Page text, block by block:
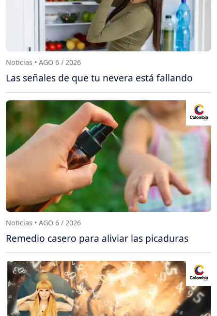
Noticias • AGO 6 / 2026
Las señales de que tu nevera está fallando
Noticias • AGO 6 / 2026
Remedio casero para aliviar las picaduras